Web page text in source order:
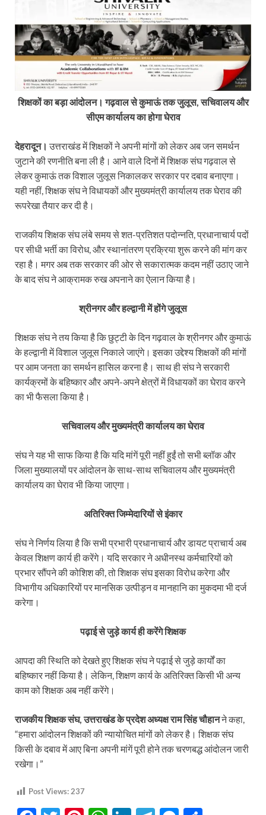
शिक्षकों का बड़ा आंदोलन। गढ़वाल से कुमाऊं तक जुलूस, सचिवालय और
सीएम कार्यालय का होगा घेराव
देहरादून। उत्तराखंड में शिक्षकों ने अपनी मांगों को लेकर अब जन समर्थन
जुटाने की रणनीति बना ली है। आने वाले दिनों में शिक्षक संघ गढ़वाल से
लेकर कुमाऊं तक विशाल जुलूस निकालकर सरकार पर दबाव बनाएगा।
यही नहीं, शिक्षक संघ ने विधायकों और मुख्यमंत्री कार्यालय तक घेराव की
रूपरेखा तैयार कर दी है।
राजकीय शिक्षक संघ लंबे समय से शत-प्रतिशत पदोन्नति, प्रधानाचार्य पदों
पर सीधी भर्ती का विरोध, और स्थानांतरण प्रक्रिया शुरू करने की मांग कर
रहा है। मगर अब तक सरकार की ओर से सकारात्मक कदम नहीं उठाए जाने
के बाद संघ ने आक्रामक रुख अपनाने का ऐलान किया है।
श्रीनगर और हल्द्वानी में होंगे जुलूस
शिक्षक संघ ने तय किया है कि छुट्टी के दिन गढ़वाल के श्रीनगर और कुमाऊं
के हल्द्वानी में विशाल जुलूस निकाले जाएंगे। इसका उद्देश्य शिक्षकों की मांगों
पर आम जनता का समर्थन हासिल करना है। साथ ही संघ ने सरकारी
कार्यक्रमों के बहिष्कार और अपने-अपने क्षेत्रों में विधायकों का घेराव करने
का भी फैसला किया है।
सचिवालय और मुख्यमंत्री कार्यालय का घेराव
संघ ने यह भी साफ किया है कि यदि मांगें पूरी नहीं हुईं तो सभी ब्लॉक और
जिला मुख्यालयों पर आंदोलन के साथ-साथ सचिवालय और मुख्यमंत्री
कार्यालय का घेराव भी किया जाएगा।
अतिरिक्त जिम्मेदारियों से इंकार
संघ ने निर्णय लिया है कि सभी प्रभारी प्रधानाचार्य और डायट प्राचार्य अब
केवल शिक्षण कार्य ही करेंगे। यदि सरकार ने अधीनस्थ कर्मचारियों को
प्रभार सौंपने की कोशिश की, तो शिक्षक संघ इसका विरोध करेगा और
विभागीय अधिकारियों पर मानसिक उत्पीड़न व मानहानि का मुकदमा भी दर्ज
करेगा।
पढ़ाई से जुड़े कार्य ही करेंगे शिक्षक
आपदा की स्थिति को देखते हुए शिक्षक संघ ने पढ़ाई से जुड़े कार्यों का
बहिष्कार नहीं किया है। लेकिन, शिक्षण कार्य के अतिरिक्त किसी भी अन्य
काम को शिक्षक अब नहीं करेंगे।
राजकीय शिक्षक संघ, उत्तराखंड के प्रदेश अध्यक्ष राम सिंह चौहानने कहा,
“हमारा आंदोलन शिक्षकों की न्यायोचित मांगों को लेकर है। शिक्षक संघ
किसी के दबाव में आए बिना अपनी मांगें पूरी होने तक चरणबद्ध आंदोलन जारी
रखेगा।”
Post Views: 237